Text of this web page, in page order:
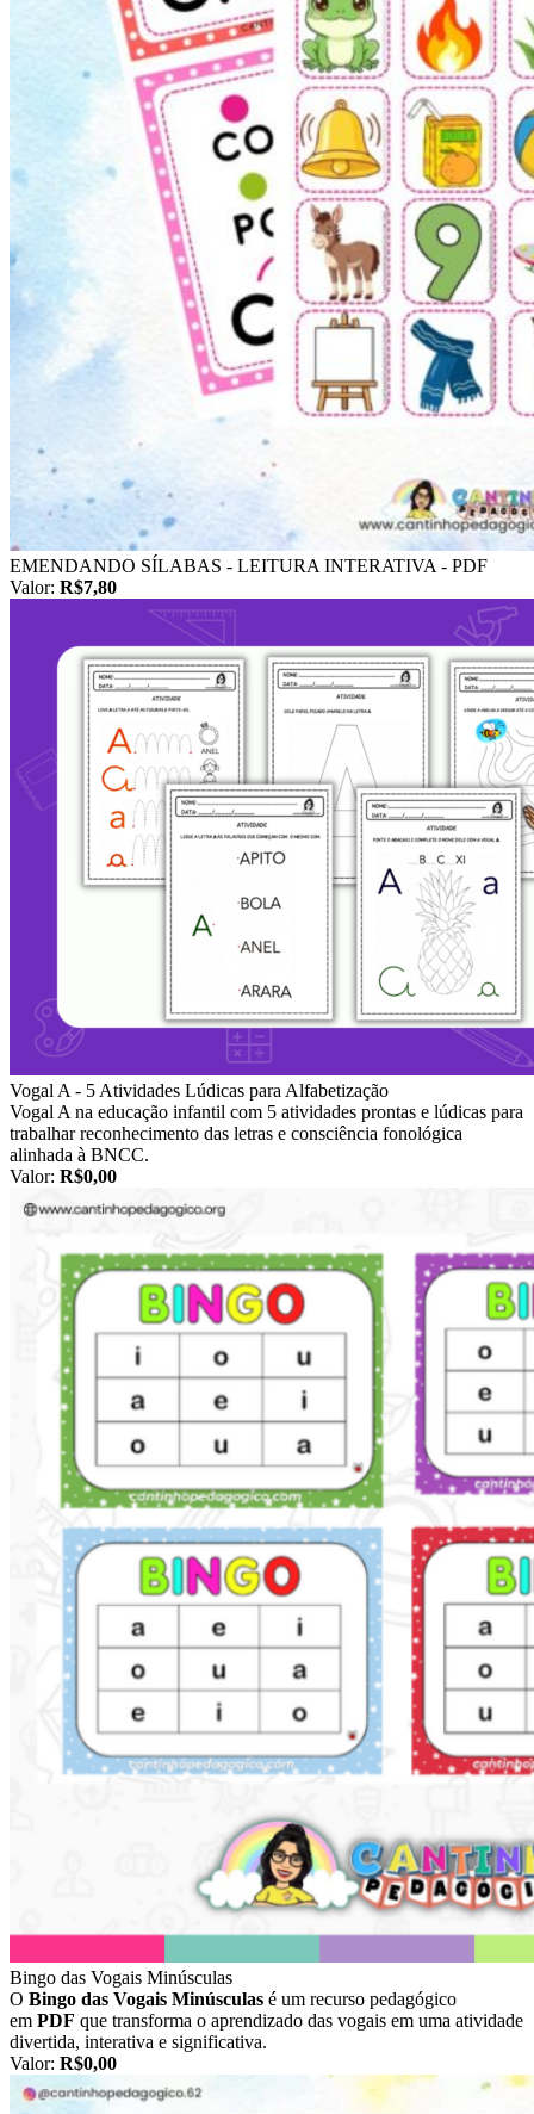
EMENDANDO SÍLABAS - LEITURA INTERATIVA - PDF
Valor: R$7,80
Vogal A - 5 Atividades Lúdicas para Alfabetização
Vogal A na educação infantil com 5 atividades prontas e lúdicas para
trabalhar reconhecimento das letras e consciência fonológica
alinhada à BNCC.
Valor: R$0,00
Bingo das Vogais Minúsculas
O Bingo das Vogais Minúsculas é um recurso pedagógico
em PDF que transforma o aprendizado das vogais em uma atividade
divertida, interativa e significativa.
Valor: R$0,00